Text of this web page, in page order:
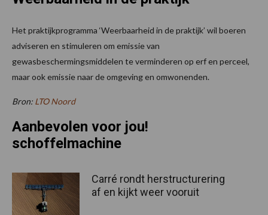
Het praktijkprogramma ‘Weerbaarheid in de praktijk’ wil boeren
adviseren en stimuleren om emissie van
gewasbeschermingsmiddelen te verminderen op erf en perceel,
maar ook emissie naar de omgeving en omwonenden.
Bron: LTO Noord
Aanbevolen voor jou!
schoffelmachine
Carré rondt herstructurering
af en kijkt weer vooruit